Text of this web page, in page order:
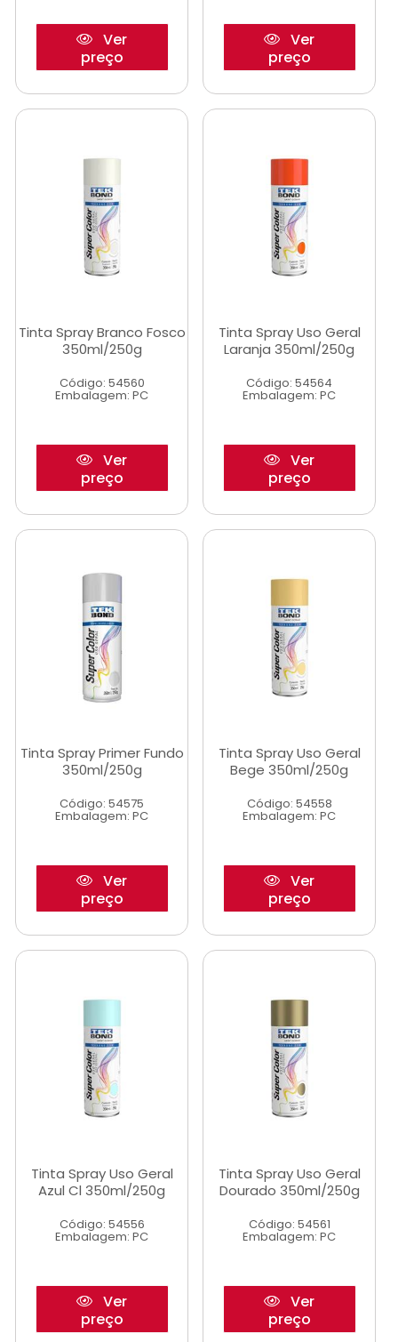
Ver
preço
Ver
preço
Tinta Spray Branco Fosco
350ml/250g
Código: 54560
Embalagem: PC
Ver
preço
Tinta Spray Uso Geral
Laranja 350ml/250g
Código: 54564
Embalagem: PC
Ver
preço
Tinta Spray Primer Fundo
350ml/250g
Código: 54575
Embalagem: PC
Ver
preço
Tinta Spray Uso Geral
Bege 350ml/250g
Código: 54558
Embalagem: PC
Ver
preço
Tinta Spray Uso Geral
Azul Cl 350ml/250g
Código: 54556
Embalagem: PC
Ver
preço
Tinta Spray Uso Geral
Dourado 350ml/250g
Código: 54561
Embalagem: PC
Ver
preço